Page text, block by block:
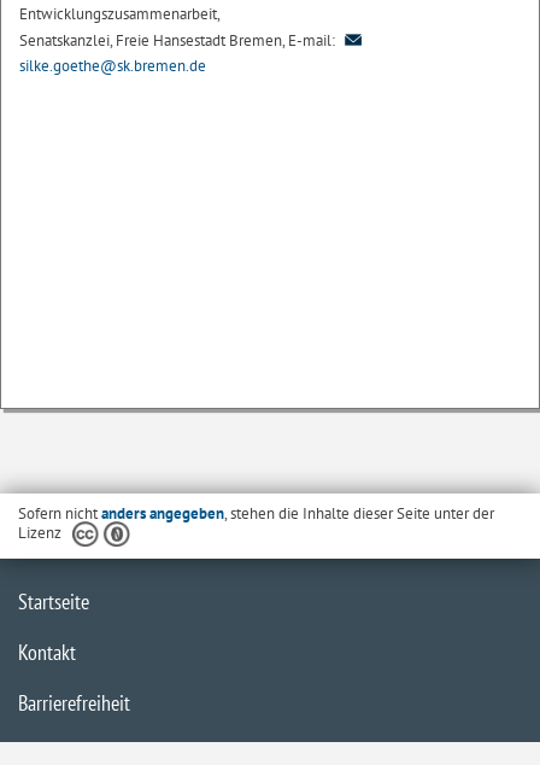
Entwicklungszusammenarbeit,
Senatskanzlei, Freie Hansestadt Bremen, E-mail:
silke.goethe@sk.bremen.de
Sofern nichtanders angegeben, stehen die Inhalte dieser Seite unter der
Lizenz
Startseite
Kontakt
Barrierefreiheit